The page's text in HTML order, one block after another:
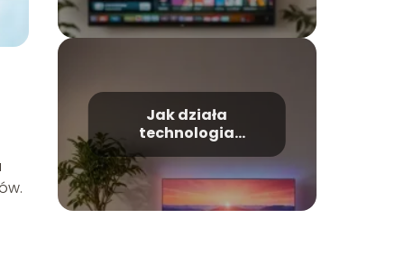
Jak działa
technologia
Ambilight w
telewizorach?